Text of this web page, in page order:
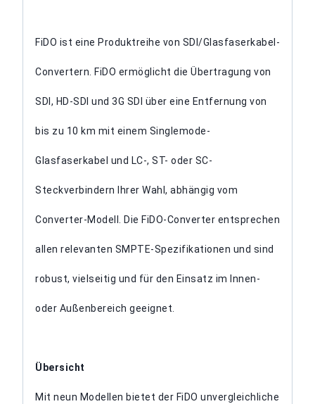
FiDO ist eine Produktreihe von SDI/Glasfaserkabel-
Convertern. FiDO ermöglicht die Übertragung von
SDI, HD-SDI und 3G SDI über eine Entfernung von
bis zu 10 km mit einem Singlemode-
Glasfaserkabel und LC-, ST- oder SC-
Steckverbindern Ihrer Wahl, abhängig vom
Converter-Modell. Die FiDO-Converter entsprechen
allen relevanten SMPTE-Spezifikationen und sind
robust, vielseitig und für den Einsatz im Innen-
oder Außenbereich geeignet.
Übersicht
Mit neun Modellen bietet der FiDO unvergleichliche